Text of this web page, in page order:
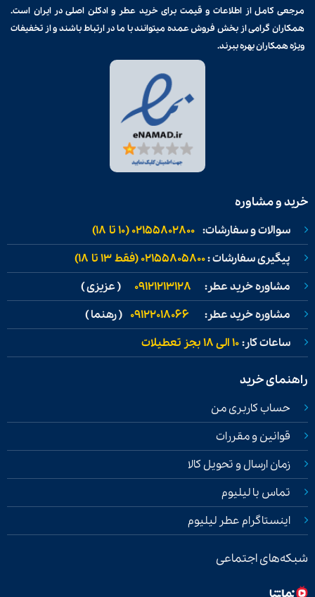
مرجعی کامل از اطلاعات و قیمت برایخرید عطر و ادکلن اصلی در ایران است.
همکاران گرامی از بخش فروش عمده میتوانند با ما در ارتباط باشند و از تخفیفات
ویژه همکاران بهره ببرند.
خرید و مشاوره
سوالات و سفارشات: 02155802800 (۱۰ تا ۱۸)
پیگیری سفارشات :02155805800 (فقط ۱۳ تا ۱۸)
مشاوره خرید عطر: 09121213128 ( عزیزی )
مشاوره خرید عطر: 09122018066 ( رهنما )
ساعات کار:۱۰ الی ۱۸ بجز تعطیلات
راهنمای خرید
حساب کاربری من
قوانین و مقررات
زمان ارسال و تحویل کالا
تماس با لیلیوم
اینستاگرام عطر لیلیوم
شبکه‌های اجتماعی